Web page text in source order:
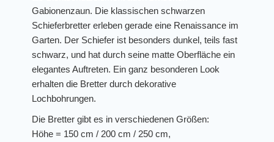
Gabionenzaun. Die klassischen schwarzen
Schieferbretter erleben gerade eine Renaissance im
Garten. Der Schiefer ist besonders dunkel, teils fast
schwarz, und hat durch seine matte Oberfläche ein
elegantes Auftreten. Ein ganz besonderen Look
erhalten die Bretter durch dekorative
Lochbohrungen.
Die Bretter gibt es in verschiedenen Größen:
Höhe = 150 cm / 200 cm / 250 cm,